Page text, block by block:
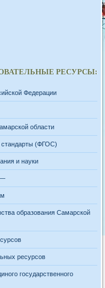
РЕСУРСЫ:
Федерации
области
стандарты (ФГОС)
и науки
—
образования Самарской
ресурсов
государственного